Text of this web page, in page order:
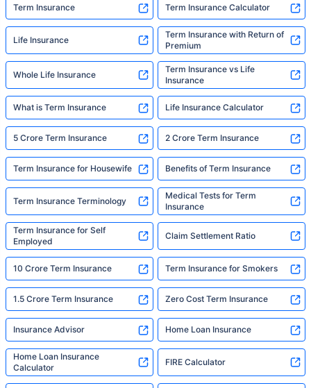
Term Insurance Term Insurance Calculator
Life Insurance
Term Insurance with Return of
Premium
Whole Life Insurance
Term Insurance vs Life
Insurance
What is Term Insurance Life Insurance Calculator
5 Crore Term Insurance 2 Crore Term Insurance
Term Insurance for Housewife Benefits of Term Insurance
Term Insurance Terminology
Medical Tests for Term
Insurance
Term Insurance for Self
Employed
Claim Settlement Ratio
10 Crore Term Insurance Term Insurance for Smokers
1.5 Crore Term Insurance Zero Cost Term Insurance
Insurance Advisor Home Loan Insurance
Home Loan Insurance
Calculator
FIRE Calculator